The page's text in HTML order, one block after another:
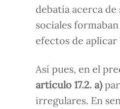
debatía acerca
sociales
efectos de
Así pues, en el
artículo 17.2. a)
irregulares. En